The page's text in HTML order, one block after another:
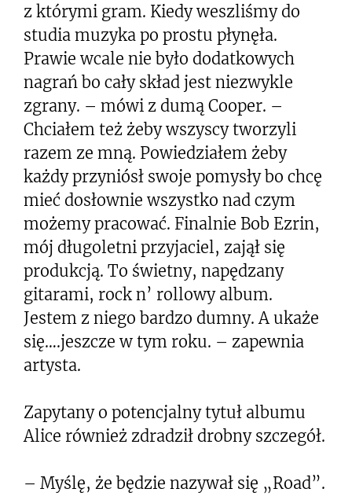
z którymi gram. Kiedy weszliśmy do
studia muzyka po prostu płynęła.
Prawie wcale nie było dodatkowych
nagrań bo cały skład jest niezwykle
zgrany. – mówi z dumą Cooper. –
Chciałem też żeby wszyscy tworzyli
razem ze mną. Powiedziałem żeby
każdy przyniósł swoje pomysły bo chcę
mieć dosłownie wszystko nad czym
możemy pracować. Finalnie Bob Ezrin,
mój długoletni przyjaciel, zajął się
produkcją. To świetny, napędzany
gitarami, rock n’ rollowy album.
Jestem z niego bardzo dumny. A ukaże
się….jeszcze w tym roku. – zapewnia
artysta.
Zapytany o potencjalny tytuł albumu
Alice również zdradził drobny szczegół.
– Myślę, że będzie nazywał się „Road”.